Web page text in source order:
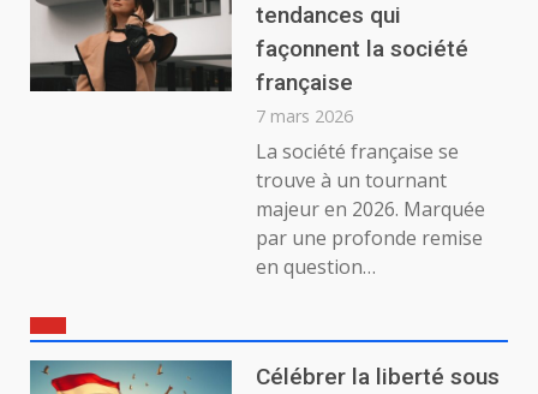
tendances qui
façonnent la société
française
7 mars 2026
La société française se
trouve à un tournant
majeur en 2026. Marquée
par une profonde remise
en question…
Célébrer la liberté sous